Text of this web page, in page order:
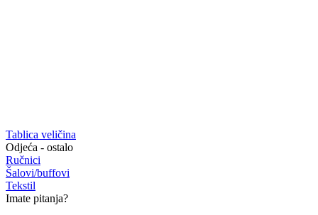
Tablica veličina
Odjeća - ostalo
Ručnici
Šalovi/buffovi
Tekstil
Imate pitanja?